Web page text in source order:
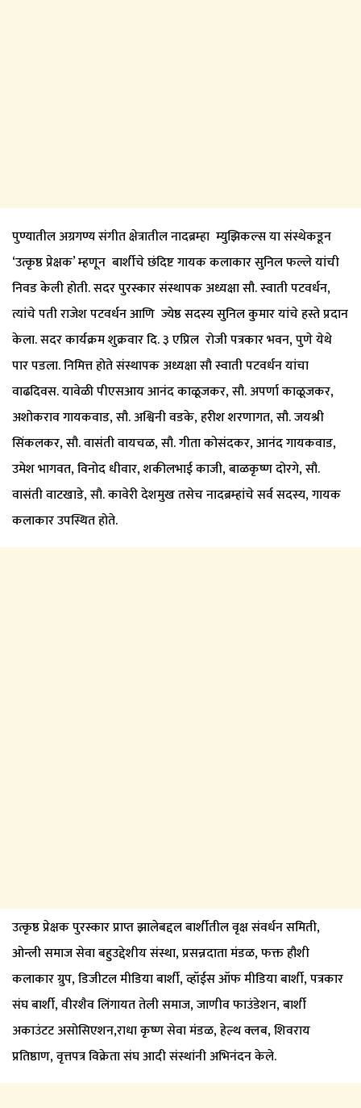
पुण्यातील अग्रगण्य संगीत क्षेत्रातील नादब्रम्हा म्युझिकल्स या संस्थेकडून
‘उत्कृष्ठ प्रेक्षक’ म्हणून बार्शीचे छंदिष्ट गायक कलाकार सुनिल फल्ले यांची
निवड केली होती. सदर पुरस्कार संस्थापक अध्यक्षा सौ. स्वाती पटवर्धन,
त्यांचे पती राजेश पटवर्धन आणि ज्येष्ठ सदस्य सुनिल कुमार यांचे हस्ते प्रदान
केला. सदर कार्यक्रम शुक्रवार दि. ३ एप्रिल रोजी पत्रकार भवन, पुणे येथे
पार पडला. निमित्त होते संस्थापक अध्यक्षा सौ स्वाती पटवर्धन यांचा
वाढदिवस. यावेळी पीएसआय आनंद काळूजकर, सौ. अपर्णा काळूजकर,
अशोकराव गायकवाड, सौ. अश्विनी वडके, हरीश शरणागत, सौ. जयश्री
सिंकलकर, सौ. वासंती वायचळ, सौ. गीता कोसंदकर, आनंद गायकवाड,
उमेश भागवत, विनोद धीवार, शकीलभाई काजी, बाळकृष्ण दोरगे, सौ.
वासंती वाटखाडे, सौ. कावेरी देशमुख तसेच नादब्रम्हांचे सर्व सदस्य, गायक
कलाकार उपस्थित होते.
उत्कृष्ठ प्रेक्षक पुरस्कार प्राप्त झालेबद्दल बार्शीतील वृक्ष संवर्धन समिती,
ओन्ली समाज सेवा बहुउद्देशीय संस्था, प्रसन्नदाता मंडळ, फक्त हौशी
कलाकार ग्रुप, डिजीटल मीडिया बार्शी, व्हॉईस ऑफ मीडिया बार्शी, पत्रकार
संघ बार्शी, वीरशैव लिंगायत तेली समाज, जाणीव फाउंडेशन, बार्शी
अकाउंटट असोसिएशन,राधा कृष्ण सेवा मंडळ, हेल्थ क्लब, शिवराय
प्रतिष्ठाण, वृत्तपत्र विक्रेता संघ आदी संस्थांनी अभिनंदन केले.